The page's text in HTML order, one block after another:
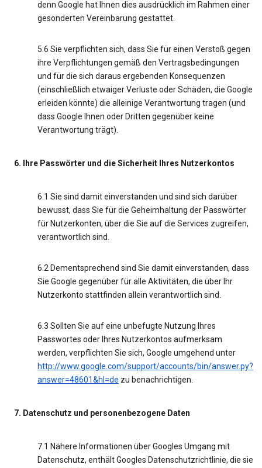
denn Google hat Ihnen dies ausdrücklich im Rahmen einer
gesonderten Vereinbarung gestattet.
5.6 Sie verpflichten sich, dass Sie für einen Verstoß gegen
ihre Verpflichtungen gemäß den Vertragsbedingungen
und für die sich daraus ergebenden Konsequenzen
(einschließlich etwaiger Verluste oder Schäden, die Google
erleiden könnte) die alleinige Verantwortung tragen (und
dass Google Ihnen oder Dritten gegenüber keine
Verantwortung trägt).
6. Ihre Passwörter und die Sicherheit Ihres Nutzerkontos
6.1 Sie sind damit einverstanden und sind sich darüber
bewusst, dass Sie für die Geheimhaltung der Passwörter
für Nutzerkonten, über die Sie auf die Services zugreifen,
verantwortlich sind.
6.2 Dementsprechend sind Sie damit einverstanden, dass
Sie Google gegenüber für alle Aktivitäten, die über Ihr
Nutzerkonto stattfinden allein verantwortlich sind.
6.3 Sollten Sie auf eine unbefugte Nutzung Ihres
Passwortes oder Ihres Nutzerkontos aufmerksam
werden, verpflichten Sie sich, Google umgehend unter
http://www.google.com/support/accounts/bin/answer.py?
answer=48601&hl=de zu benachrichtigen.
7. Datenschutz und personenbezogene Daten
7.1 Nähere Informationen über Googles Umgang mit
Datenschutz, enthält Googles Datenschutzrichtlinie, die sie